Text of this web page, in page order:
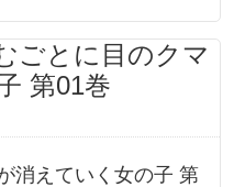
ごとに目のクマ
第01巻
消えていく女の子 第